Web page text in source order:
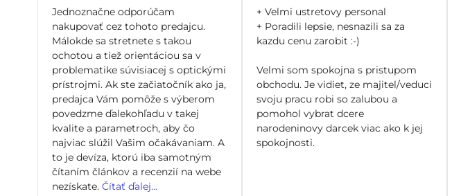
Jednoznačne odporúčam
nakupovať cez tohoto predajcu.
Málokde sa stretnete s takou
ochotou a tiež orientáciou sa v
problematike súvisiacej s optickými
prístrojmi. Ak ste začiatočník ako ja,
predajca Vám pomôže s výberom
povedzme ďalekohľadu v takej
kvalite a parametroch, aby čo
najviac slúžil Vašim očakávaniam. A
to je devíza, ktorú iba samotným
čítaním článkov a recenzií na webe
nezískate. Čítať ďalej...
+ Velmi ustretovy personal
+ Poradili lepsie, nesnazili sa za
kazdu cenu zarobit :-)
Velmi som spokojna s pristupom
obchodu. Je vidiet, ze majitel/veduci
svoju pracu robi so zalubou a
pomohol vybrat dcere
narodeninovy darcek viac ako k jej
spokojnosti.